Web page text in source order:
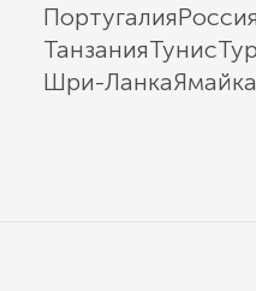
Португалия
ТанзанияТунис
Шри-ЛанкаЯмайка